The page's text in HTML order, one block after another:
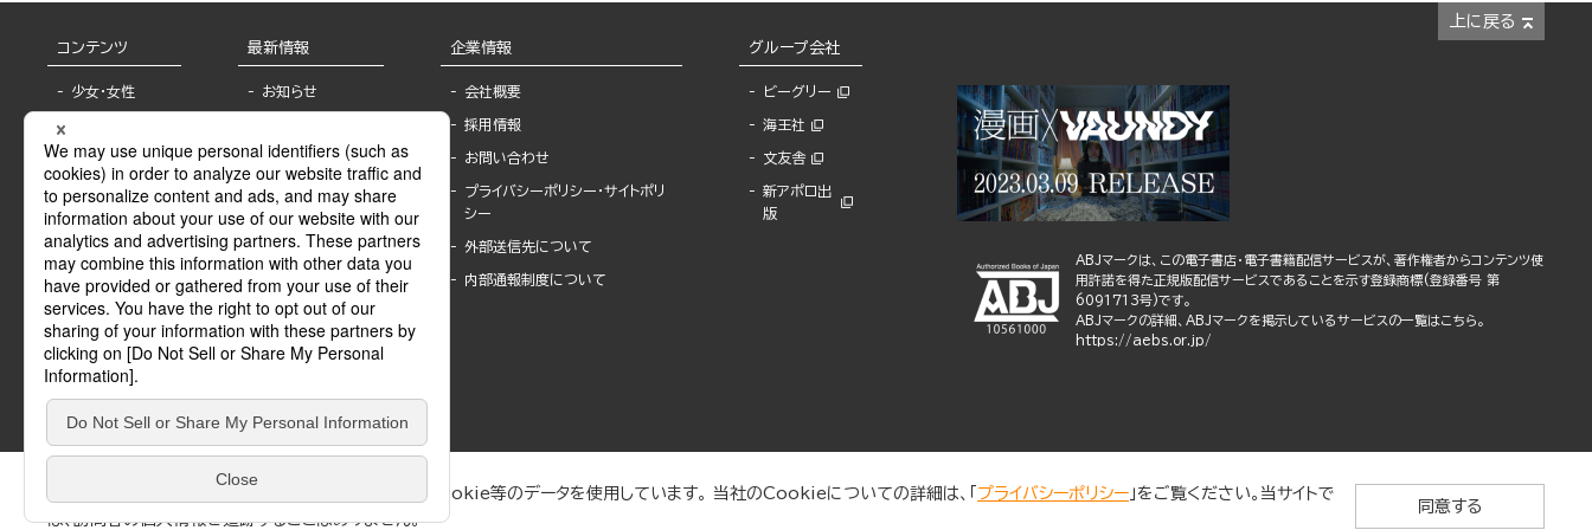
上に戻る
コンテンツ
少女・女性
BL
ライトノベル
青年・一般
グラビア・写真
モーター誌
SPECIAL
Sublicense
最新情報
お知らせ
報
書店様へ
海外ライセンシー
公式SNSアカウ
ント
作家一覧
Keyword list
Author list
企業情報
会社概要
採用情報
お問い合わせ
プライバシーポリシー・サイトポリ
シー
外部送信先について
内部通報制度について
グループ会社
ビーグリー
海王社
文友舎
新アポロ出
版
ABJマークは、この電子書店・電子書籍配信サービスが、著作権者からコンテンツ使
用許諾を得た正規版配信サービスであることを示す登録商標(登録番号 第
6091713号)です。
ABJマークの詳細、ABJマークを掲示しているサービスの一覧はこちら。
https://aebs.or.jp/
ぶんか社が運営するサイトでは、利便性向上のためにCookie等のデータを使用しています。 当社のCookieについての詳細は、「 プライバシーポリシー 」をご覧ください。当サイトで
は、訪問者の個人情報を追跡することはありません。
同意する